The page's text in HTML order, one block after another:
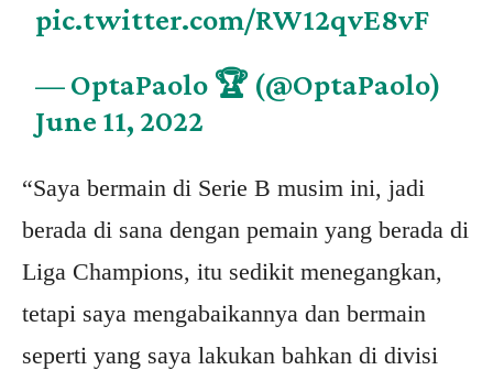
pic.twitter.com/RW12qvE8vF
— OptaPaolo 🏆 (@OptaPaolo)
June 11, 2022
“Saya bermain di Serie B musim ini, jadi
berada di sana dengan pemain yang berada di
Liga Champions, itu sedikit menegangkan,
tetapi saya mengabaikannya dan bermain
seperti yang saya lakukan bahkan di divisi